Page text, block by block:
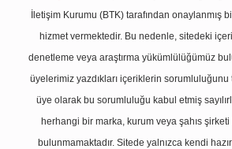
İletişim Kurumu (BTK) tarafından onaylanmış
hizmet vermektedir. Bu nedenle, sitedeki
denetleme veya araştırma yükümlülüğümüz
üyelerimiz yazdıkları içeriklerin sorumluluğunu
üye olarak bu sorumluluğu kabul etmiş
herhangi bir marka, kurum veya şahıs şirketi
bulunmamaktadır. Sitede yalnızca kendi